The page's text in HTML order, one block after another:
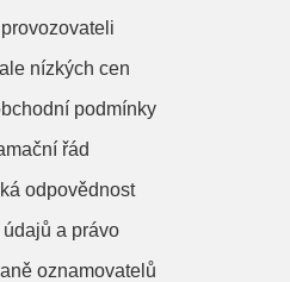
nízkých cen
podmínky
řád
odpovědnost
a právo
oznamovatelů